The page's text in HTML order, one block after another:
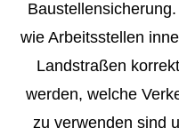
wie Arbeitsstellen
Landstraßen
werden, welche
zu verwenden sind